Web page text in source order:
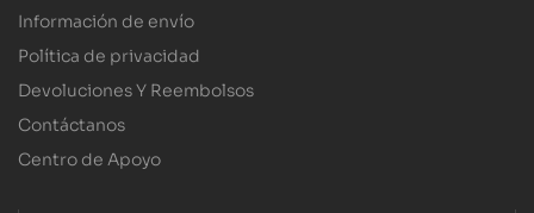
Información de envío
Política de privacidad
Devoluciones Y Reembolsos
Contáctanos
Centro de Apoyo